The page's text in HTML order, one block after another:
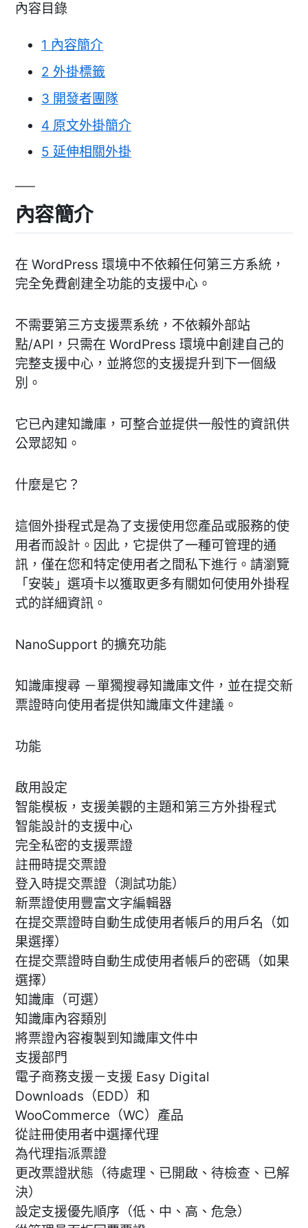
內容目錄
1 內容簡介
2 外掛標籤
3 開發者團隊
4 原文外掛簡介
5 延伸相關外掛
內容簡介
在 WordPress 環境中不依賴任何第三方系統，
完全免費創建全功能的支援中心。
不需要第三方支援票系统，不依賴外部站
點/API，只需在 WordPress 環境中創建自己的
完整支援中心，並將您的支援提升到下一個級
別。
它已內建知識庫，可整合並提供一般性的資訊供
公眾認知。
什麼是它？
這個外掛程式是為了支援使用您產品或服務的使
用者而設計。因此，它提供了一種可管理的通
訊，僅在您和特定使用者之間私下進行。請瀏覽
「安裝」選項卡以獲取更多有關如何使用外掛程
式的詳細資訊。
NanoSupport 的擴充功能
知識庫搜尋 －單獨搜尋知識庫文件，並在提交新
票證時向使用者提供知識庫文件建議。
功能
啟用設定
智能模板，支援美觀的主題和第三方外掛程式
智能設計的支援中心
完全私密的支援票證
註冊時提交票證
登入時提交票證（測試功能）
新票證使用豐富文字編輯器
在提交票證時自動生成使用者帳戶的用戶名（如
果選擇）
在提交票證時自動生成使用者帳戶的密碼（如果
選擇）
知識庫（可選）
知識庫內容類別
將票證內容複製到知識庫文件中
支援部門
電子商務支援－支援 Easy Digital
Downloads（EDD）和
WooCommerce（WC）產品
從註冊使用者中選擇代理
為代理指派票證
更改票證狀態（待處理、已開啟、待檢查、已解
決）
設定支援優先順序（低、中、高、危急）